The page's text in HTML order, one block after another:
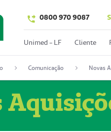
0800 970 9087
Unimed - LF Cliente
Comunicação Novas